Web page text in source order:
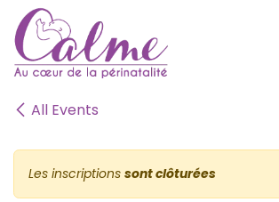
SE RENDRE AU CONTENU
All Events
Les inscriptions sont clôturées